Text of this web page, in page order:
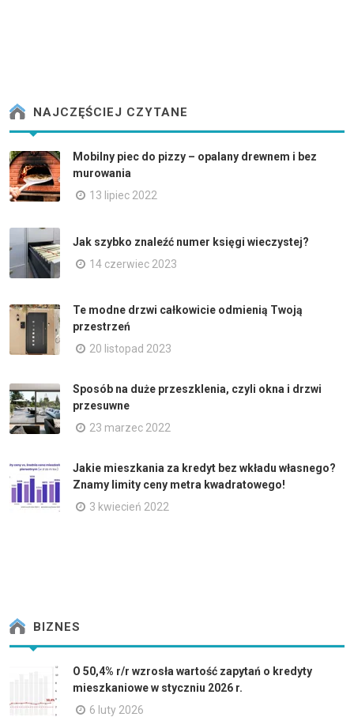
NAJCZĘŚCIEJ CZYTANE
Mobilny piec do pizzy – opalany drewnem i bez
murowania
13 lipiec 2022
Jak szybko znaleźć numer księgi wieczystej?
14 czerwiec 2023
Te modne drzwi całkowicie odmienią Twoją
przestrzeń
20 listopad 2023
Sposób na duże przeszklenia, czyli okna i drzwi
przesuwne
23 marzec 2022
Jakie mieszkania za kredyt bez wkładu własnego?
Znamy limity ceny metra kwadratowego!
3 kwiecień 2022
BIZNES
O 50,4% r/r wzrosła wartość zapytań o kredyty
mieszkaniowe w styczniu 2026 r.
6 luty 2026